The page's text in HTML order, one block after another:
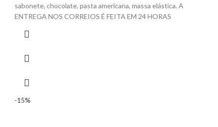
sabonete, chocolate, pasta americana, massa elástica. A
ENTREGA NOS CORREIOS É FEITA EM 24 HORAS
-15%